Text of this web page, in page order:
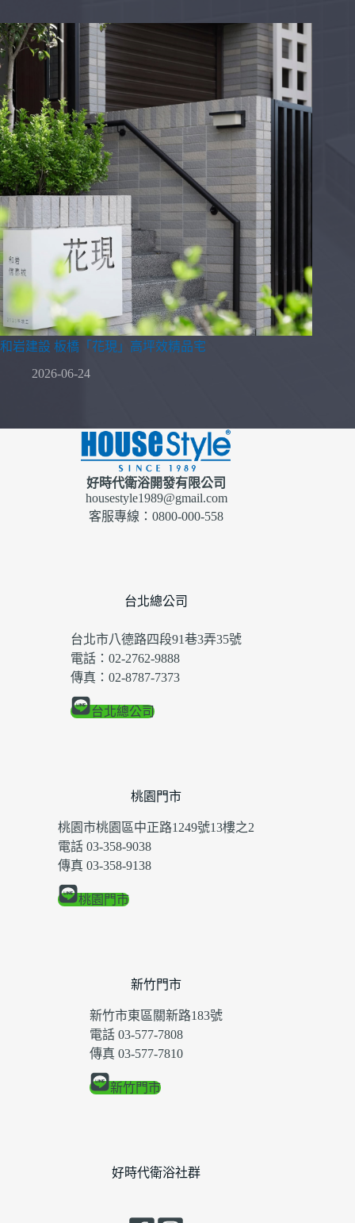
和岩建設 板橋「花現」高坪效精品宅
2026-06-24
好時代衛浴開發有限公司
housestyle1989@gmail.com
客服專線：0800-000-558
台北總公司
台北市八德路四段91巷3弄35號
電話：02-2762-9888
傳真：02-8787-7373
台北總公司
桃園門市
桃園市桃園區中正路1249號13樓之2
電話 03-358-9038
傳真 03-358-9138
桃園門市
新竹門市
新竹市東區關新路183號
電話 03-577-7808
傳真 03-577-7810
新竹門市
好時代衛浴社群